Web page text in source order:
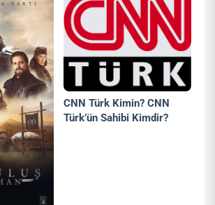
CNN Türk Kimin? CNN
Türk’ün Sahibi Kimdir?